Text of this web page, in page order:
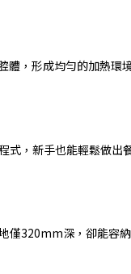
體，形成均勻的加熱環
式，新手也能輕鬆做出
僅320mm深，卻能容